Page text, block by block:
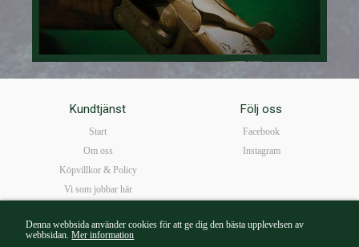
Denna webbsida använder cookies för att ge dig den bästa upplevelsen av
webbsidan.Mer information
Kundtjänst
Start
Om oss
Köpvillkor & Policy
Vi som jobbar här
Öppettider
Följ oss
Facebook
Instagram